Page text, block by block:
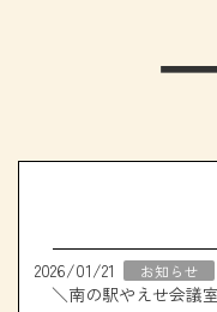
2026/01/21 お知らせ